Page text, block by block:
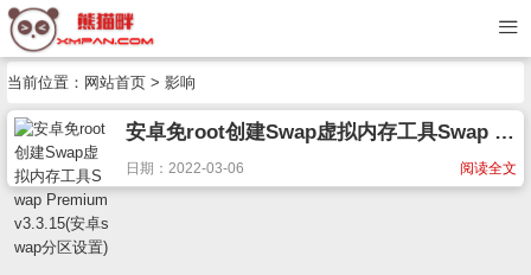
当前位置： 网站首页 > 影响
安卓免root创建Swap虚拟内存工具Swap Premium v3.3.15(安卓swap分区设置)
阅读全文
日期：2022-03-06